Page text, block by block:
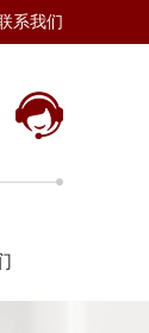
系我们